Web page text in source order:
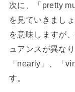
次に、「pretty
を見ていきまし
を意味しますが
ュアンスが異な
「nearly」、「
す。